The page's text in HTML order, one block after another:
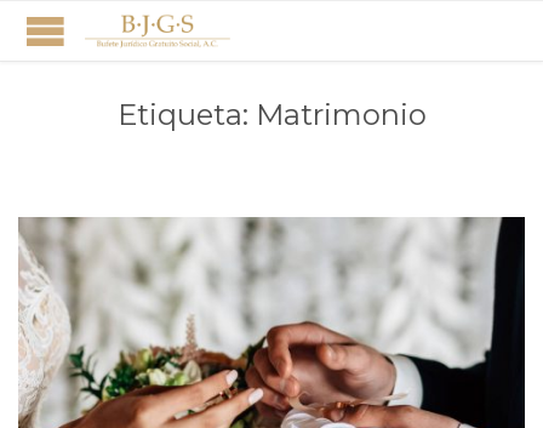
Etiqueta: Matrimonio